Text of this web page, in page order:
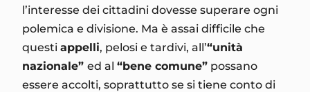
l’interesse dei cittadini dovesse superare ogni
polemica e divisione. Ma è assai difficile che
questi appelli, pelosi e tardivi, all’“unità
nazionale” ed al “bene comune” possano
essere accolti, soprattutto se si tiene conto di